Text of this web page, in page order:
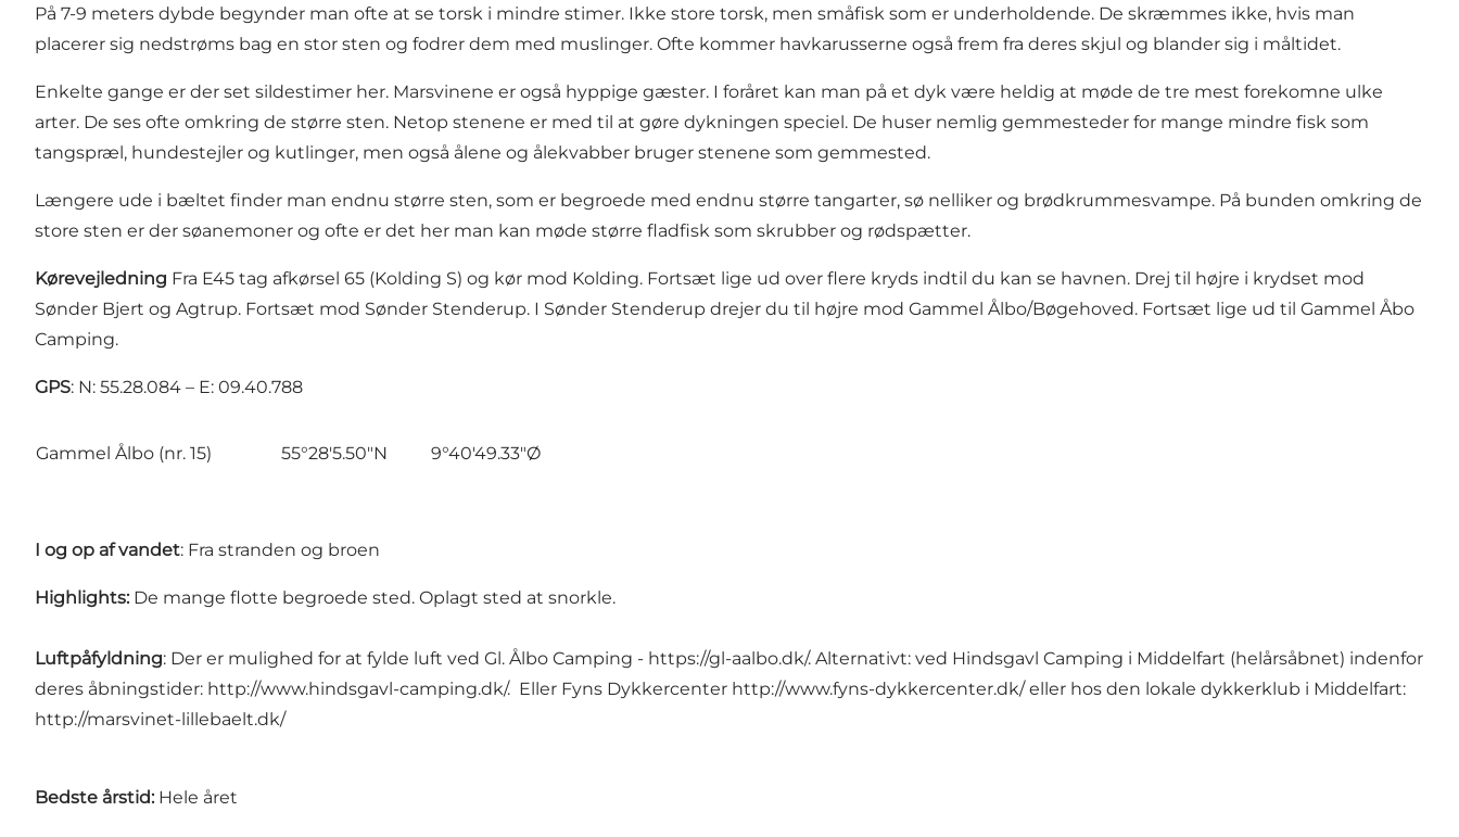
På 7-9 meters dybde begynder man ofte at se torsk i mindre stimer. Ikke store torsk, men småfisk som er underholdende. De skræmmes ikke, hvis man
placerer sig nedstrøms bag en stor sten og fodrer dem med muslinger. Ofte kommer havkarusserne også frem fra deres skjul og blander sig i måltidet.
Enkelte gange er der set sildestimer her. Marsvinene er også hyppige gæster. I foråret kan man på et dyk være heldig at møde de tre mest forekomne ulke
arter. De ses ofte omkring de større sten. Netop stenene er med til at gøre dykningen speciel. De huser nemlig gemmesteder for mange mindre fisk som
tangspræl, hundestejler og kutlinger, men også ålene og ålekvabber bruger stenene som gemmested.
Længere ude i bæltet finder man endnu større sten, som er begroede med endnu større tangarter, sø nelliker og brødkrummesvampe. På bunden omkring de
store sten er der søanemoner og ofte er det her man kan møde større fladfisk som skrubber og rødspætter.
Kørevejledning Fra E45 tag afkørsel 65 (Kolding S) og kør mod Kolding. Fortsæt lige ud over flere kryds indtil du kan se havnen. Drej til højre i krydset mod
Sønder Bjert og Agtrup. Fortsæt mod Sønder Stenderup. I Sønder Stenderup drejer du til højre mod Gammel Ålbo/Bøgehoved. Fortsæt lige ud til Gammel Åbo
Camping.
GPS: N: 55.28.084 – E: 09.40.788
Gammel Ålbo (nr. 15) 55°28'5.50"N 9°40'49.33"Ø
I og op af vandet: Fra stranden og broen
Highlights: De mange flotte begroede sted. Oplagt sted at snorkle.
Luftpåfyldning: Der er mulighed for at fylde luft ved Gl. Ålbo Camping - https://gl-aalbo.dk/. Alternativt: ved Hindsgavl Camping i Middelfart (helårsåbnet) indenfor
deres åbningstider: http://www.hindsgavl-camping.dk/. Eller Fyns Dykkercenter http://www.fyns-dykkercenter.dk/eller hos den lokale dykkerklub i Middelfart:
http://marsvinet-lillebaelt.dk/
Bedste årstid: Hele året